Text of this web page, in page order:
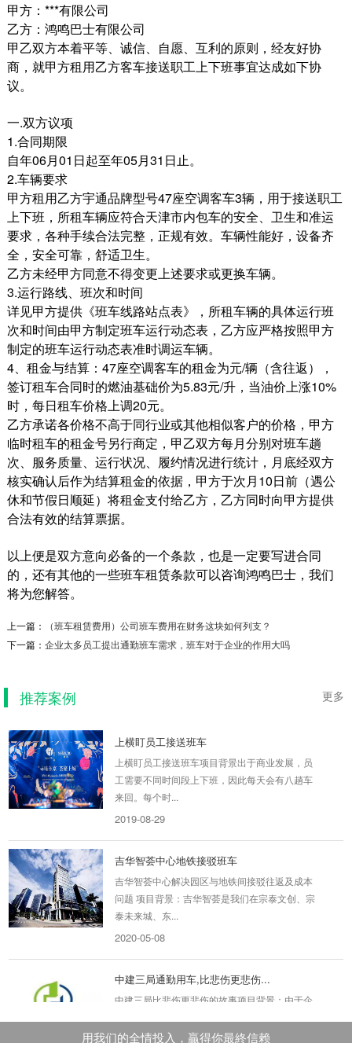
甲方：***有限公司
乙方：鸿鸣巴士有限公司
甲乙双方本着平等、诚信、自愿、互利的原则，经友好协
商，就甲方租用乙方客车接送职工上下班事宜达成如下协
议。
一.双方议项
1.合同期限
自年06月01日起至年05月31日止。
2.车辆要求
甲方租用乙方宇通品牌型号47座空调客车3辆，用于接送职工
上下班，所租车辆应符合天津市内包车的安全、卫生和准运
要求，各种手续合法完整，正规有效。车辆性能好，设备齐
全，安全可靠，舒适卫生。
乙方未经甲方同意不得变更上述要求或更换车辆。
3.运行路线、班次和时间
详见甲方提供《班车线路站点表》，所租车辆的具体运行班
次和时间由甲方制定班车运行动态表，乙方应严格按照甲方
制定的班车运行动态表准时调运车辆。
4、租金与结算：47座空调客车的租金为元/辆（含往返），
签订租车合同时的燃油基础价为5.83元/升，当油价上涨10%
时，每日租车价格上调20元。
乙方承诺各价格不高于同行业或其他相似客户的价格，甲方
临时租车的租金号另行商定，甲乙双方每月分别对班车趟
次、服务质量、运行状况、履约情况进行统计，月底经双方
核实确认后作为结算租金的依据，甲方于次月10日前（遇公
休和节假日顺延）将租金支付给乙方，乙方同时向甲方提供
合法有效的结算票据。
以上便是双方意向必备的一个条款，也是一定要写进合同
的，还有其他的一些班车租赁条款可以咨询鸿鸣巴士，我们
将为您解答。
上一篇：
（班车租赁费用）公司班车费用在财务这块如何列支？
下一篇： 企业太多员工提出通勤班车需求，班车对于企业的作用大吗
更多
推荐案例
宗泰产业园引入地铁接驳收费专线和园区接驳 项
上横盯员工接送班车
上横盯员工接送班车项目背景出于商业发展，员
工需要不同时间段上下班，因此每天会有八趟车
来回。每个时...
2019-08-29
吉华智荟中心地铁接驳班车
吉华智荟中心解决园区与地铁间接驳往返及成本
问题 项目背景：吉华智荟是我们在宗泰文创、宗
泰未来城、东...
2020-05-08
中建三局通勤用车,比悲伤更悲伤...
中建三局比悲伤更悲伤的故事项目背景：由于企
用我们的全情投入，贏得你最終信赖